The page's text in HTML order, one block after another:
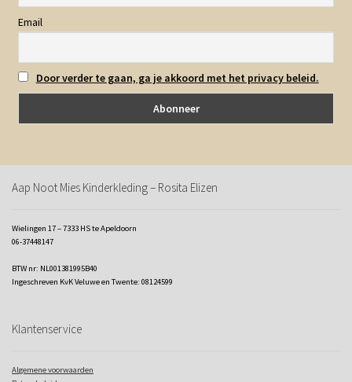
Email
Door verder te gaan, ga je akkoord met het privacy beleid.
Aap Noot Mies Kinderkleding – Rosita Elizen
Wielingen 17 – 7333 HS te Apeldoorn
06-37448147
BTW nr: NL001381995B40
Ingeschreven KvK Veluwe en Twente: 08124599
Klantenservice
Algemene voorwaarden